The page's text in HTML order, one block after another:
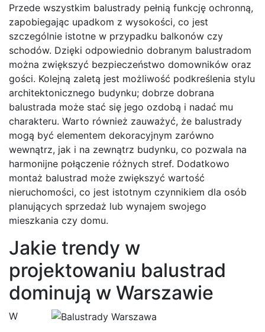
Przede wszystkim balustrady pełnią funkcję ochronną,
zapobiegając upadkom z wysokości, co jest
szczególnie istotne w przypadku balkonów czy
schodów. Dzięki odpowiednio dobranym balustradom
można zwiększyć bezpieczeństwo domowników oraz
gości. Kolejną zaletą jest możliwość podkreślenia stylu
architektonicznego budynku; dobrze dobrana
balustrada może stać się jego ozdobą i nadać mu
charakteru. Warto również zauważyć, że balustrady
mogą być elementem dekoracyjnym zarówno
wewnątrz, jak i na zewnątrz budynku, co pozwala na
harmonijne połączenie różnych stref. Dodatkowo
montaż balustrad może zwiększyć wartość
nieruchomości, co jest istotnym czynnikiem dla osób
planujących sprzedaż lub wynajem swojego
mieszkania czy domu.
Jakie trendy w
projektowaniu balustrad
dominują w Warszawie
W